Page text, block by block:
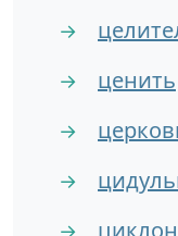
→
→ ценить
→
→
→